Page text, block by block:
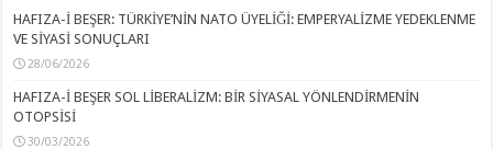
HAFIZA-İ BEŞER: TÜRKİYE’NİN NATO ÜYELİĞİ: EMPERYALİZME YEDEKLENME
VE SİYASİ SONUÇLARI
28/06/2026
HAFIZA-İ BEŞER SOL LİBERALİZM: BİR SİYASAL YÖNLENDİRMENİN
OTOPSİSİ
30/03/2026